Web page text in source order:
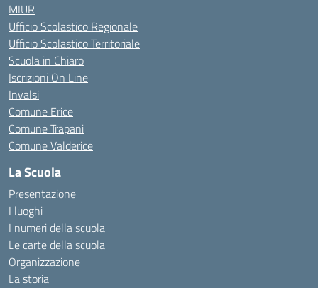
MIUR
Ufficio Scolastico Regionale
Ufficio Scolastico Territoriale
Scuola in Chiaro
Iscrizioni On Line
Invalsi
Comune Erice
Comune Trapani
Comune Valderice
La Scuola
Presentazione
I luoghi
I numeri della scuola
Le carte della scuola
Organizzazione
La storia